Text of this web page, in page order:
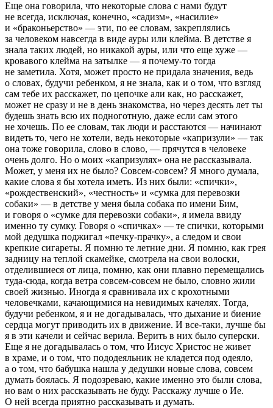
Еще она говорила, что некоторые слова с нами будут
не всегда, исключая, конечно, «садизм», «насилие»
и «браконьерство» — эти, по ее словам, закреплялись
за человеком навсегда в виде ауры или клейма. В детстве я
знала таких людей, но никакой ауры, или что еще хуже —
кровавого клейма на затылке — я почему-то тогда
не заметила. Хотя, может просто не придала значения, ведь
о словах, будучи ребенком, я не знала, как и о том, что взгляд
сам тебе их расскажет, по цепочке али как, но расскажет,
может не сразу и не в день знакомства, но через десять лет ты
будешь знать всю их подноготную, даже если сам этого
не хочешь. По ее словам, так люди и расстаются — начинают
видеть то, чего не хотели, ведь некоторые «капризули» — так
она тоже говорила, слово в слово, — прячутся в человеке
очень долго. Но о моих «капризулях» она не рассказывала.
Может, у меня их не было? Совсем-совсем? Я много думала,
какие слова я бы хотела иметь. Из них были: «спички»,
«рождественский», «честность» и «сумка для перевозки
собаки» — в детстве у меня была собака по имени Бим,
и говоря о «сумке для перевозки собаки», я имела ввиду
именно ту сумку. Говоря о «спичках» — те спички, которыми
мой дедушка поджигал «печку-прачку», а следом и свои
крепкие сигареты. Я помню те летние дни. Я помню, как грея
задницу на теплой скамейке, смотрела на свои волоски,
отделившиеся от лица, помню, как они плавно перемещались
туда-сюда, когда ветра совсем-совсем не было, словно жили
своей жизнью. Иногда я сравнивала их с крохотными
человечками, качающимися на невидимых качелях. Тогда,
будучи ребенком, я и не догадывалась, что дыхание и биение
сердца могут приводить их в движение. И все-таки, лучше бы
я в эти качели и сейчас верила. Верить в них было суперски.
Еще я не догадывалась о том, что Иисус Христос не живет
в храме, и о том, что пододеяльник не кладется под одеяло,
а о том, что бабушка нашла у дедушки новые слова, совсем
думать боялась. Я подозреваю, какие именно это были слова,
но вам о них рассказывать не буду. Расскажу лучше о Ие.
О ней всегда приятно рассказывать и думать.